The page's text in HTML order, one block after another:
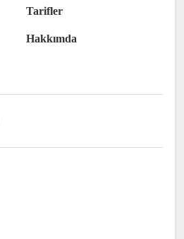
Tarifler
Hakkımda